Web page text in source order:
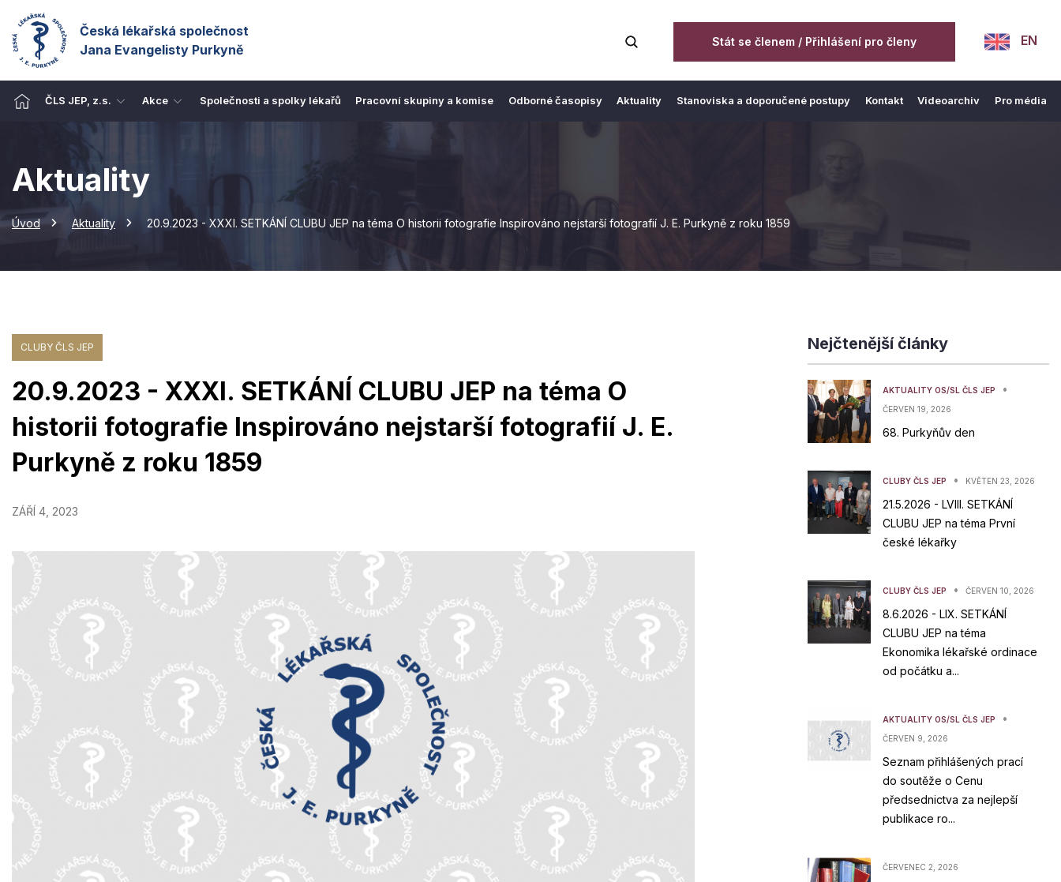
Česká lékařská společnost
Jana Evangelisty Purkyně
ČLS JEP, z.s. Akce Společnosti a spolky lékařů Pracovní skupiny a komise Odborné časopisy Aktuality Stanoviska a doporučené postupy Kontakt Videoarchiv Pro média
Stát se členem / Přihlášení pro členy EN
Aktuality
Úvod Aktuality 20.9.2023 - XXXI. SETKÁNÍ CLUBU JEP na téma O historii fotografie Inspirováno nejstarší fotografií J. E. Purkyně z roku 1859
CLUBY ČLS JEP
20.9.2023 - XXXI. SETKÁNÍ CLUBU JEP na téma O
historii fotografie Inspirováno nejstarší fotografií J. E.
Purkyně z roku 1859
ZÁŘÍ 4, 2023
Nejčtenější články
AKTUALITY OS/SL ČLS JEP •
ČERVEN 19, 2026
68. Purkyňův den
CLUBY ČLS JEP • KVĚTEN 23, 2026
21.5.2026 - LVIII. SETKÁNÍ
CLUBU JEP na téma První
české lékařky
CLUBY ČLS JEP • ČERVEN 10, 2026
8.6.2026 - LIX. SETKÁNÍ
CLUBU JEP na téma
Ekonomika lékařské ordinace
od počátku a...
AKTUALITY OS/SL ČLS JEP •
ČERVEN 9, 2026
Seznam přihlášených prací
do soutěže o Cenu
předsednictva za nejlepší
publikace ro...
ČERVENEC 2, 2026